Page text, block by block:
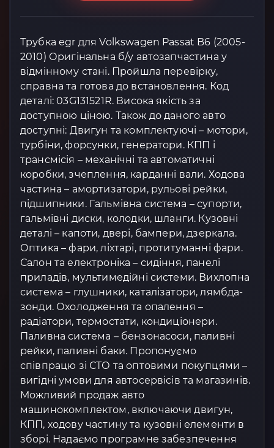
Трубка egr для Volkswagen Passat B6 (2005-
2010) Оригінальна б/у автозапчастина у
відмінному стані. Пройшла перевірку,
справна та готова до встановлення. Код
деталі: 03G131521R. Висока якість за
доступною ціною. Також до даного авто
доступні: Двигун та комплектуючі – мотори,
турбіни, форсунки, генератори. КПП і
трансмісія – механічні та автоматичні
коробки, зчеплення, карданні вали. Ходова
частина – амортизатори, рульові рейки,
підшипники. Гальмівна система – супорти,
гальмівні диски, колодки, шланги. Кузовні
деталі – капоти, двері, бампери, дзеркала.
Оптика – фари, ліхтарі, протитуманні фари.
Салон та електроніка – сидіння, панелі
приладів, мультимедійні системи. Вихлопна
система – глушники, каталізатори, лямбда-
зонди. Охолодження та опалення –
радіатори, термостати, кондиціонери.
Паливна система – бензонасоси, паливні
рейки, паливні баки. Пропонуємо
співпрацю зі СТО та оптовими покупцями –
вигідні умови для автосервісів та магазинів.
Можливий продаж авто
машинокомплектом, включаючи двигун,
КПП, ходову частину та кузовні елементи в
зборі. Надаємо програмне забезпечення